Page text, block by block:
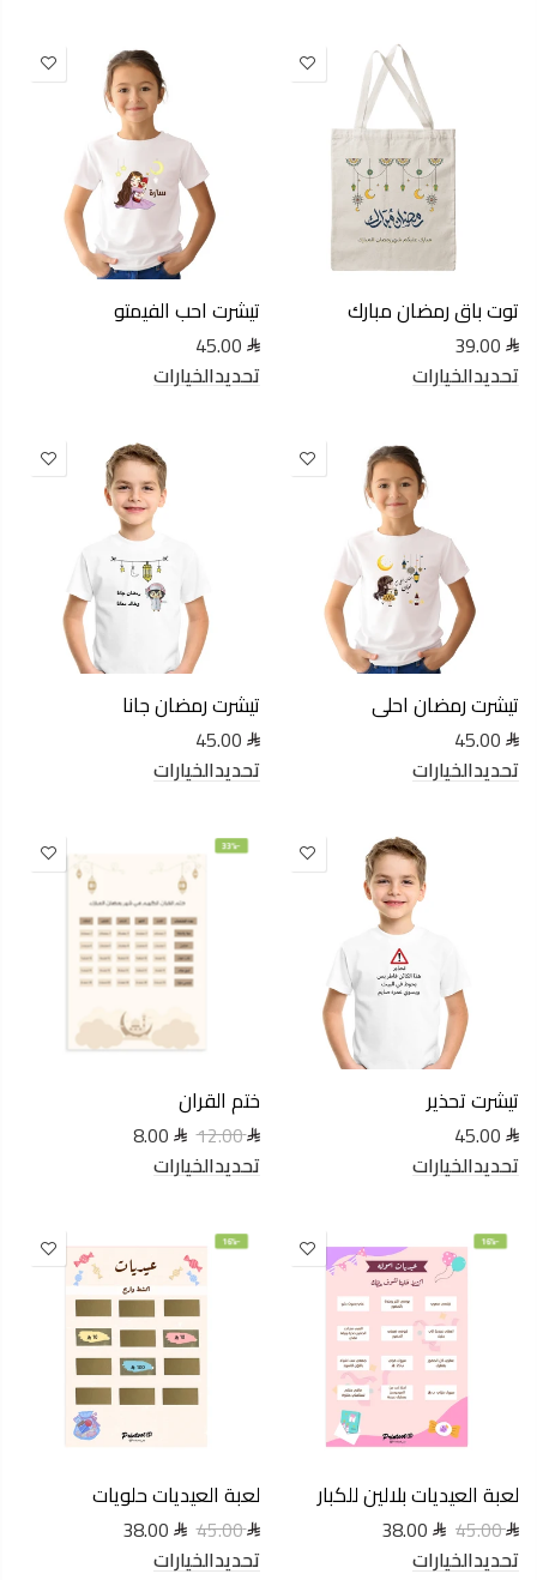
توت باق رمضان مبارك
39.00
تحديدالخيارات
تيشرت احب الفيمتو
45.00
تحديدالخيارات
تيشرت رمضان احلى
45.00
تحديدالخيارات
تيشرت رمضان جانا
45.00
تحديدالخيارات
تيشرت تحذير
45.00
تحديدالخيارات
-33%
ختم القران
12.00
8.00
تحديدالخيارات
-16%
لعبة العيديات بلالين للكبار
45.00
38.00
تحديدالخيارات
-16%
لعبة العيديات حلويات
45.00
38.00
تحديدالخيارات